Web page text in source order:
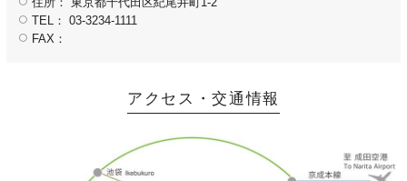
TEL： 03-3234-1111
FAX：
アクセス・交通情報